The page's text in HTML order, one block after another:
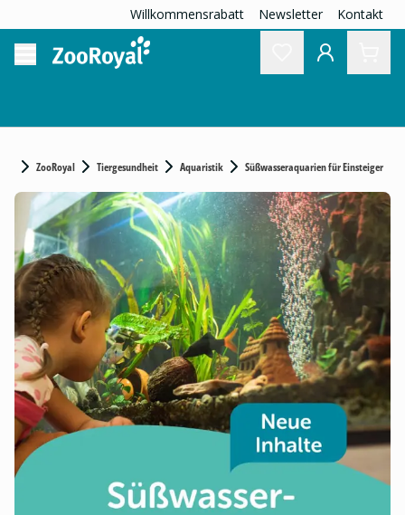
Willkommensrabatt Newsletter Kontakt
ZooRoyal Tiergesundheit Aquaristik Süßwasseraquarien für Einsteiger